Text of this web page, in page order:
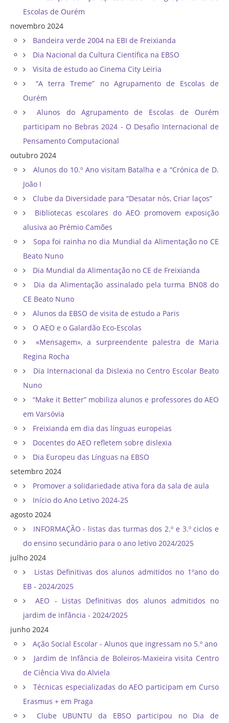
Escolas de Ourém
novembro 2024
Bandeira verde 2004 na EBI de Freixianda
Dia Nacional da Cultura Científica na EBSO
Visita de estudo ao Cinema City Leiria
“A terra Treme” no Agrupamento de Escolas de
Ourém
Alunos do Agrupamento de Escolas de Ourém
participam no Bebras 2024 - O Desafio Internacional de
Pensamento Computacional
outubro 2024
Alunos do 10.º Ano visitam Batalha e a “Crónica de D.
João I
Clube da Diversidade para “Desatar nós, Criar laços”
Bibliotecas escolares do AEO promovem exposição
alusiva ao Prémio Camões
Sopa foi rainha no dia Mundial da Alimentação no CE
Beato Nuno
Dia Mundial da Alimentação no CE de Freixianda
Dia da Alimentação assinalado pela turma BN08 do
CE Beato Nuno
Alunos da EBSO de visita de estudo a Paris
O AEO e o Galardão Eco-Escolas
«Mensagem», a surpreendente palestra de Maria
Regina Rocha
Dia Internacional da Dislexia no Centro Escolar Beato
Nuno
“Make it Better” mobiliza alunos e professores do AEO
em Varsóvia
Freixianda em dia das línguas europeias
Docentes do AEO refletem sobre dislexia
Dia Europeu das Línguas na EBSO
setembro 2024
Promover a solidariedade ativa fora da sala de aula
Início do Ano Letivo 2024-25
agosto 2024
INFORMAÇÃO - listas das turmas dos 2.º e 3.º ciclos e
do ensino secundário para o ano letivo 2024/2025
julho 2024
Listas Definitivas dos alunos admitidos no 1ºano do
EB - 2024/2025
AEO - Listas Definitivas dos alunos admitidos no
jardim de infância - 2024/2025
junho 2024
Ação Social Escolar - Alunos que ingressam no 5.º ano
Jardim de Infância de Boleiros-Maxieira visita Centro
de Ciência Viva do Alviela
Técnicas especializadas do AEO participam em Curso
Erasmus + em Praga
Clube UBUNTU da EBSO participou no Dia de